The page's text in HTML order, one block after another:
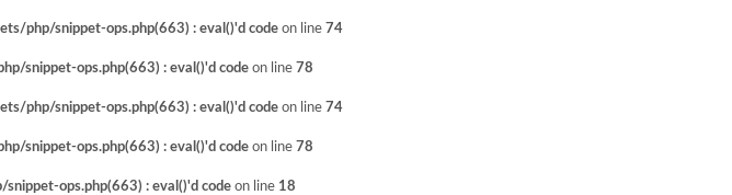
php/snippet-ops.php(663) : eval()'d code on line 74
snippet-ops.php(663) : eval()'d code on line 78
php/snippet-ops.php(663) : eval()'d code on line 74
snippet-ops.php(663) : eval()'d code on line 78
ops.php(663) : eval()'d code on line 18